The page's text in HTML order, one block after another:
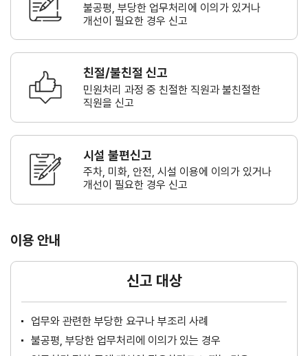
불공평, 부당한 업무처리에 이의가 있거나
개선이 필요한 경우 신고
친절/불친절 신고
민원처리 과정 중 친절한 직원과불친절한
직원을 신고
시설 불편신고
주차, 미화, 안전, 시설 이용에 이의가 있거나
개선이 필요한 경우 신고
이용 안내
신고 대상
업무와 관련한 부당한 요구나 부조리 사례
불공평, 부당한 업무처리에 이의가 있는 경우